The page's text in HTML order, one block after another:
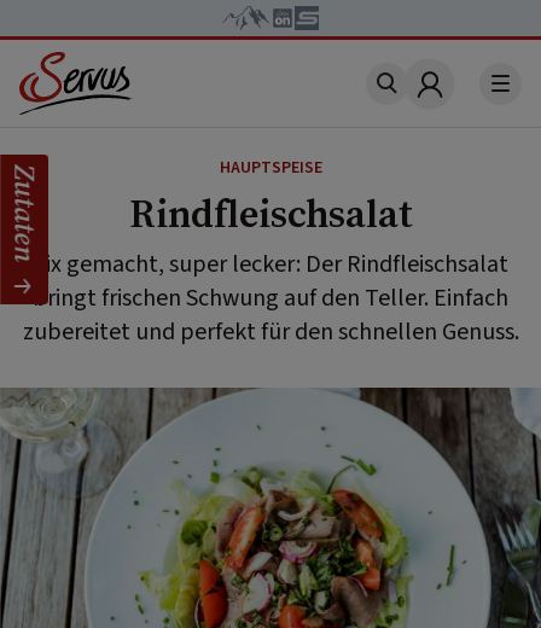
Account
HAUPTSPEISE
Rindfleischsalat
Fix gemacht, super lecker: Der Rindfleischsalat
bringt frischen Schwung auf den Teller. Einfach
zubereitet und perfekt für den schnellen Genuss.
Zutaten